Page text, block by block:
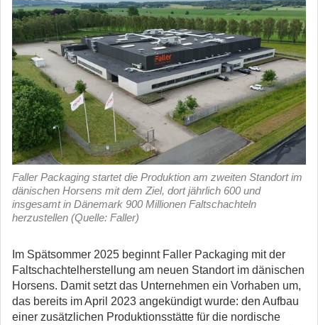
Faller Packaging startet die Produktion am zweiten Standort im
dänischen Horsens mit dem Ziel, dort jährlich 600 und
insgesamt in Dänemark 900 Millionen Faltschachteln
herzustellen (Quelle: Faller)
Im Spätsommer 2025 beginnt Faller Packaging mit der
Faltschachtelherstellung am neuen Standort im dänischen
Horsens. Damit setzt das Unternehmen ein Vorhaben um,
das bereits im April 2023 angekündigt wurde: den Aufbau
einer zusätzlichen Produktionsstätte für die nordische